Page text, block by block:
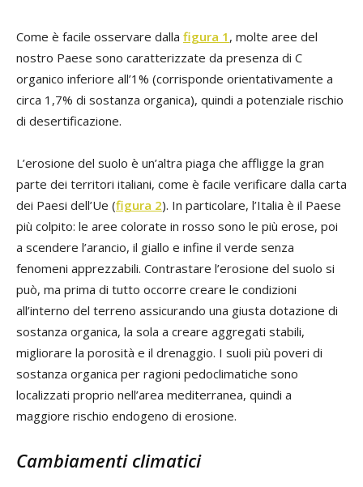
Come è facile osservare dalla figura 1 , molte aree del
nostro Paese sono caratterizzate da presenza di C
organico inferiore all’1% (corrisponde orientativamente a
circa 1,7% di sostanza organica), quindi a potenziale rischio
di desertificazione.
L’erosione del suolo è un’altra piaga che affligge la gran
parte dei territori italiani, come è facile verificare dalla carta
dei Paesi dell’Ue (figura 2). In particolare, l’Italia è il Paese
più colpito: le aree colorate in rosso sono le più erose, poi
a scendere l’arancio, il giallo e infine il verde senza
fenomeni apprezzabili. Contrastare l’erosione del suolo si
può, ma prima di tutto occorre creare le condizioni
all’interno del terreno assicurando una giusta dotazione di
sostanza organica, la sola a creare aggregati stabili,
migliorare la porosità e il drenaggio. I suoli più poveri di
sostanza organica per ragioni pedoclimatiche sono
localizzati proprio nell’area mediterranea, quindi a
maggiore rischio endogeno di erosione.
Cambiamenti climatici